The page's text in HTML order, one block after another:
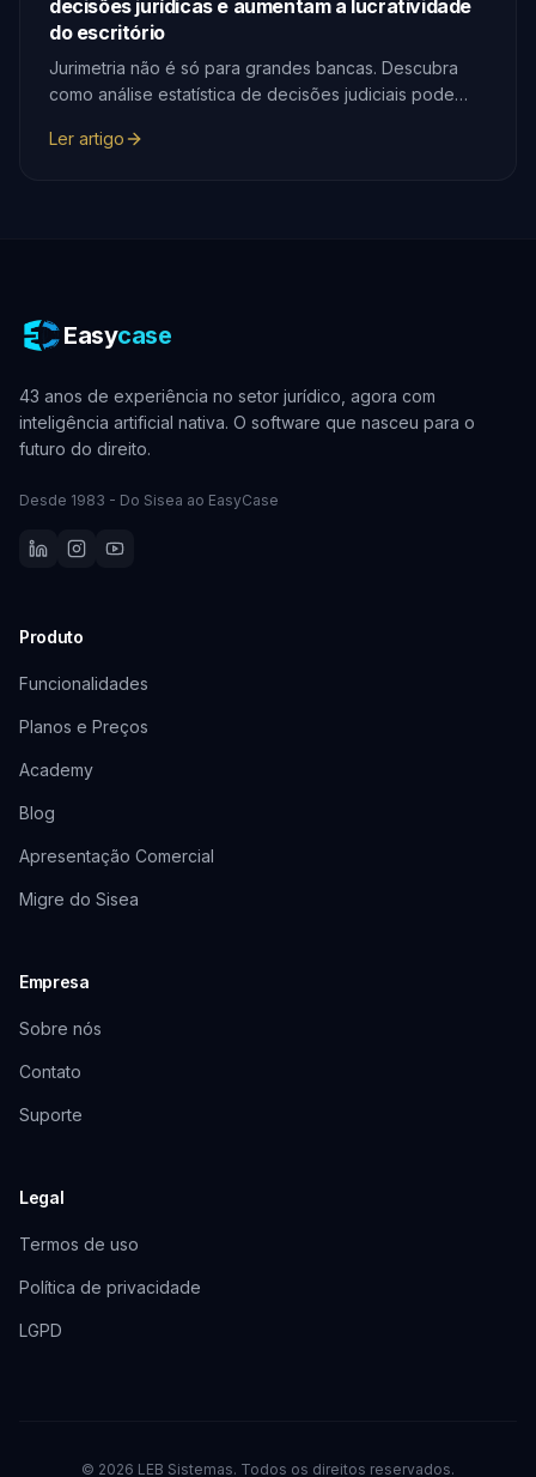
decisões jurídicas e aumentam a lucratividade
do escritório
Jurimetria não é só para grandes bancas. Descubra
como análise estatística de decisões judiciais pode
provisões com precisão e apresentar argumentos mais
Ler artigo
Easycase
43 anos de experiência no setor jurídico, agora com
inteligência artificial nativa. O software que nasceu para o
futuro do direito.
Desde 1983 - Do Sisea ao EasyCase
Produto
Funcionalidades
Planos e Preços
Academy
Blog
Apresentação Comercial
Migre do Sisea
Empresa
Sobre nós
Contato
Suporte
Legal
Termos de uso
Política de privacidade
LGPD
© 2026 LEB Sistemas. Todos os direitos reservados.